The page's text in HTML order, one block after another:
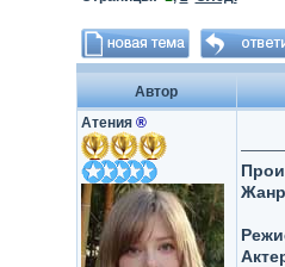
Автор
Атения ®